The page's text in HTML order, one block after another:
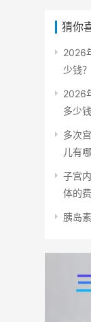
猜你
2026
少钱
2026
多少
多次
儿有
子宫
体的
胰岛